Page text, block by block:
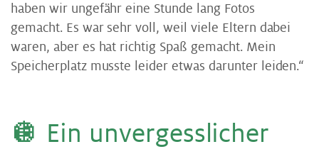
haben wir ungefähr eine Stunde lang Fotos
gemacht. Es war sehr voll, weil viele Eltern dabei
waren, aber es hat richtig Spaß gemacht. Mein
Speicherplatz musste leider etwas darunter leiden.“
🪩 Ein un­ver­gess­li­cher